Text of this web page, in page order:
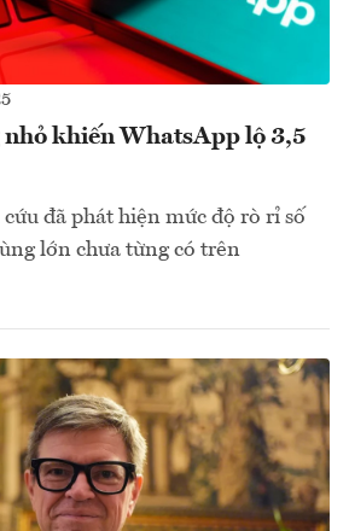
nhỏ khiến WhatsApp lộ 3,5
đã phát hiện mức độ rò rỉ số
lớn chưa từng có trên